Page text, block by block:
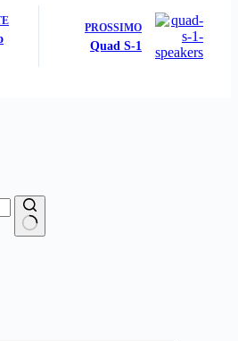
PROSSIMO
Quad S-1